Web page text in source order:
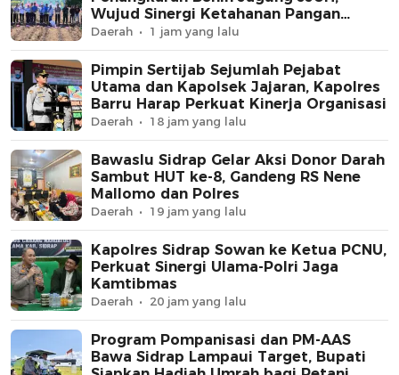
Wujud Sinergi Ketahanan Pangan
Nasional
Daerah 1 jam yang lalu
Pimpin Sertijab Sejumlah Pejabat
Utama dan Kapolsek Jajaran, Kapolres
Barru Harap Perkuat Kinerja Organisasi
Daerah 18 jam yang lalu
Bawaslu Sidrap Gelar Aksi Donor Darah
Sambut HUT ke-8, Gandeng RS Nene
Mallomo dan Polres
Daerah 19 jam yang lalu
Kapolres Sidrap Sowan ke Ketua PCNU,
Perkuat Sinergi Ulama-Polri Jaga
Kamtibmas
Daerah 20 jam yang lalu
Program Pompanisasi dan PM-AAS
Bawa Sidrap Lampaui Target, Bupati